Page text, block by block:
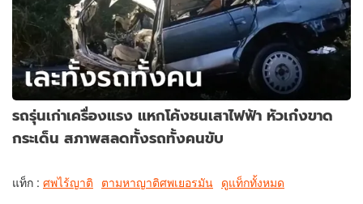
รถรุ่นเก่าเครื่องแรง แหกโค้งชนเสาไฟฟ้า หัวเก๋งขาด
กระเด็น สภาพสลดทั้งรถทั้งคนขับ
แท็ก : ศพไร้ญาติ ตามหาญาติศพเยอรมัน ดูแท็กทั้งหมด